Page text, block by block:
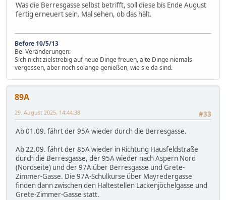
Was die Berresgasse selbst betrifft, soll diese bis Ende August
fertig erneuert sein. Mal sehen, ob das hält.
Before 10/5/13
Bei Veränderungen:
Sich nicht zielstrebig auf neue Dinge freuen, alte Dinge niemals
vergessen, aber noch solange genießen, wie sie da sind.
89A
#33
29. August 2025, 14:44:38
Ab 01.09. fährt der 95A wieder durch die Berresgasse.
Ab 22.09. fährt der 85A wieder in Richtung Hausfeldstraße
durch die Berresgasse, der 95A wieder nach Aspern Nord
(Nordseite) und der 97A über Berresgasse und Grete-
Zimmer-Gasse. Die 97A-Schulkurse über Mayredergasse
finden dann zwischen den Haltestellen Lackenjöchelgasse und
Grete-Zimmer-Gasse statt.